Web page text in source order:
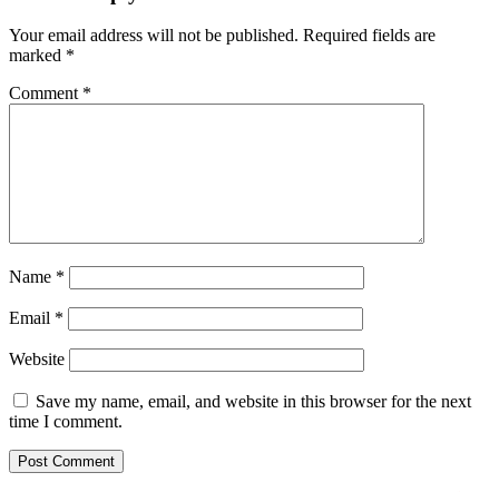
Your email address will not be published. Required fields are
marked *
Comment *
Name *
Email *
Website
Save my name, email, and website in this browser for the next
time I comment.